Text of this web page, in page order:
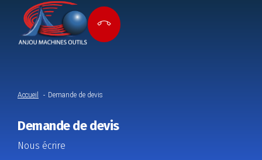
Accueil Demande de devis
Demande de devis
Nous écrire